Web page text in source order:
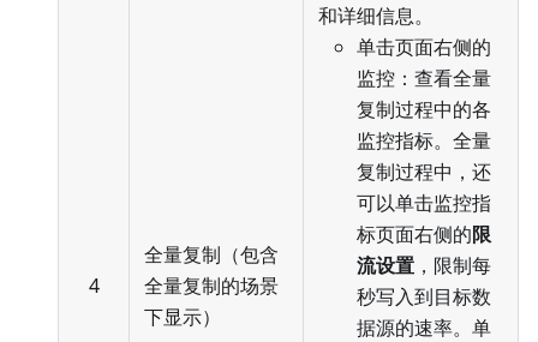
4
全量复制（包含
全量复制的场景
下显示）
和详细信息。
单击页面右侧的
监控：查看全量
复制过程中的各
监控指标。全量
复制过程中，还
可以单击监控指
标页面右侧的限
流设置 ，限制每
秒写入到目标数
据源的速率。单